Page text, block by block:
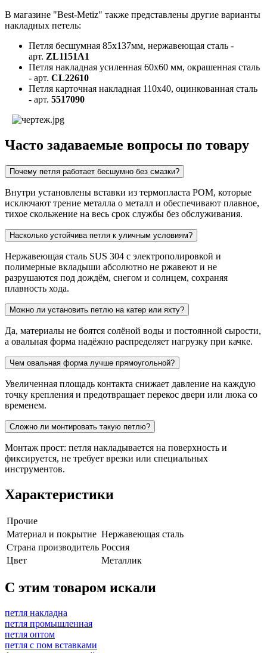
В магазине "Best-Metiz" также представлены другие варианты
накладных петель:
Петля бесшумная 85х137мм, нержавеющая сталь -
арт. ZL1151A1
Петля накладная усиленная 60х60 мм, окрашенная сталь
- арт. CL22610
Петля карточная накладная 110х40, оцинкованная сталь
- арт. 5517090
Часто задаваемые вопросы по товару
Почему петля работает бесшумно без смазки?
Внутри установлены вставки из термопласта POM, которые
исключают трение металла о металл и обеспечивают плавное,
тихое скольжение на весь срок службы без обслуживания.
Насколько устойчива петля к уличным условиям?
Нержавеющая сталь SUS 304 с электрополировкой и
полимерные вкладыши абсолютно не ржавеют и не
разрушаются под дождём, снегом и солнцем, сохраняя
плавность хода.
Можно ли установить петлю на катер или яхту?
Да, материалы не боятся солёной воды и постоянной сырости,
а овальная форма надёжно распределяет нагрузку при качке.
Чем овальная форма лучше прямоугольной?
Увеличенная площадь контакта снижает давление на каждую
точку крепления и предотвращает перекос двери или люка со
временем.
Сложно ли монтировать такую петлю?
Монтаж прост: петля накладывается на поверхность и
фиксируется, не требует врезки или специальных
инструментов.
Характеристики
Прочие
Материал и покрытие Нержавеющая сталь
Страна производитель Россия
Цвет
Металлик
C этим товаром искали
петля накладна
петля промышленная
петля оптом
петля с пом вставками